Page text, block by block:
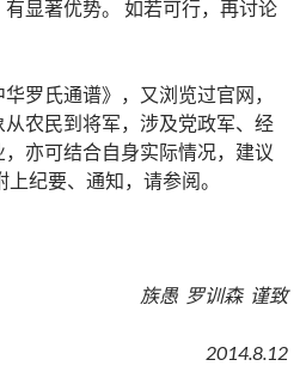
显著优势。 如若可行，再讨论
罗氏通谱》，又浏览过官网，
农民到将军，涉及党政军、经
亦可结合自身实际情况，建议
纪要、通知，请参阅。
族愚 罗训森 谨致
2014.8.12